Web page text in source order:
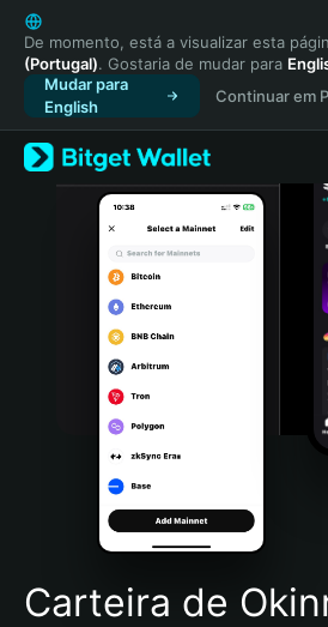
English
日本語
Tiếng Việt
Русский
Español (Latinoamérica)
Türkçe
Italiano
Português (Portugal)
Bahasa Indonesia
Português (Brasil)
Español (Argentina)
De momento, está a visualizar esta
(Portugal). Gostaria de mudar para
Mudar para
English
Continuar em
Carteira de